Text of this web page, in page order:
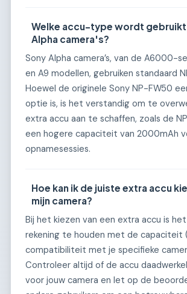
Welke accu-type wordt gebruikt
Alpha camera's?
Sony Alpha camera’s, van de A6000-
en A9 modellen, gebruiken standaard
Hoewel de originele Sony NP-FW50
optie is, is het verstandig om te
extra accu aan te schaffen, zoals de
een hogere capaciteit van 2000mAh
opnamesessies.
Hoe kan ik de juiste extra accu
mijn camera?
Bij het kiezen van een extra accu is
rekening te houden met de capaciteit
compatibiliteit met je specifieke
Controleer altijd of de accu
voor jouw camera en let op de